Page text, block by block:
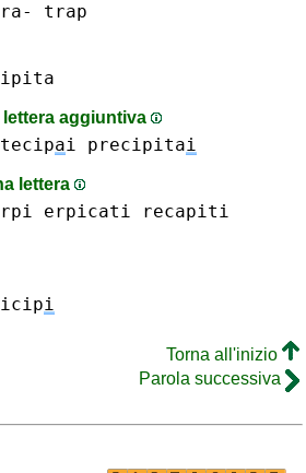
trap
aggiuntiva
ai precipitai
lettera
erpicati
recapiti
i
Torna all'inizio
Parola successiva